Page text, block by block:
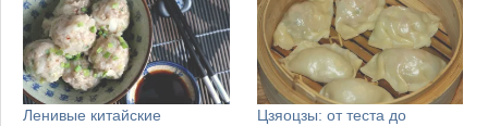
Ленивые китайские
Цзяоцзы: от теста до